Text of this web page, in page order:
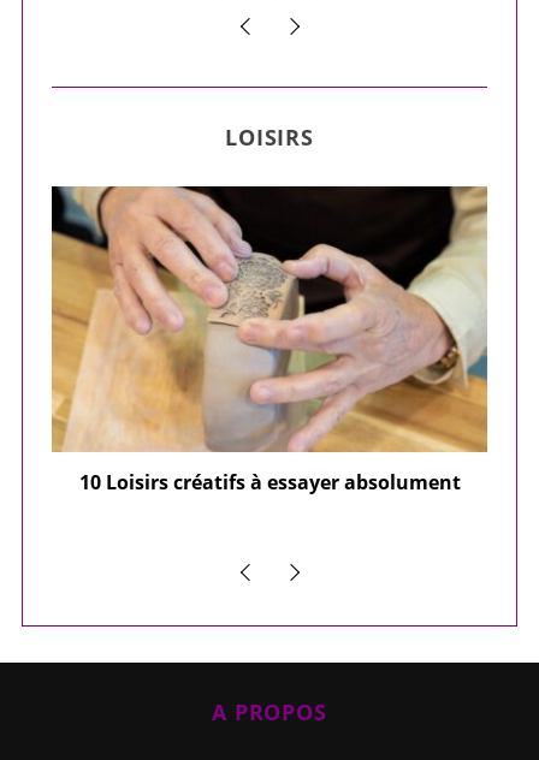
LOISIRS
10 Loisirs créatifs à essayer absolument
A PROPOS